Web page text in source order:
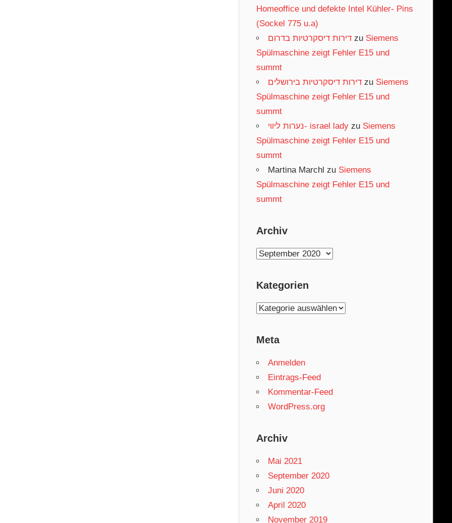
Homeoffice und defekte Intel Kühler- Pins
(Sockel 775 u.a)
דירות דיסקרטיות בדרוםzu Siemens
Spülmaschine zeigt Fehler E15 und
summt
דירות דיסקרטיות בירושליםzu Siemens
Spülmaschine zeigt Fehler E15 und
summt
נערות ליווי- israel ladyzu Siemens
Spülmaschine zeigt Fehler E15 und
summt
Martina Marchl zu Siemens
Spülmaschine zeigt Fehler E15 und
summt
Archiv
Archiv
Kategorien
Kategorien
Meta
Anmelden
Eintrags-Feed
Kommentar-Feed
WordPress.org
Archiv
Mai 2021
September 2020
Juni 2020
April 2020
November 2019